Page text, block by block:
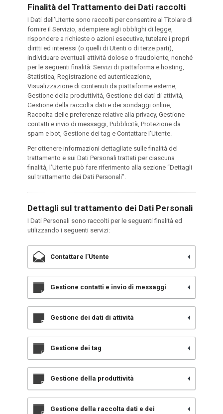
Finalità del Trattamento dei Dati raccolti
I Dati dell’Utente sono raccolti per consentire al Titolare di
fornire il Servizio, adempiere agli obblighi di legge,
rispondere a richieste o azioni esecutive, tutelare i propri
diritti ed interessi (o quelli di Utenti o di terze parti),
individuare eventuali attività dolose o fraudolente, nonché
per le seguenti finalità: Servizi di piattaforma e hosting,
Statistica, Registrazione ed autenticazione,
Visualizzazione di contenuti da piattaforme esterne,
Gestione della produttività, Gestione dei dati di attività,
Gestione della raccolta dati e dei sondaggi online,
Raccolta delle preferenze relative alla privacy, Gestione
contatti e invio di messaggi, Pubblicità, Protezione da
spam e bot, Gestione dei tag e Contattare l'Utente.
Per ottenere informazioni dettagliate sulle finalità del
trattamento e sui Dati Personali trattati per ciascuna
finalità, l’Utente può fare riferimento alla sezione “Dettagli
sul trattamento dei Dati Personali”.
Dettagli sul trattamento dei Dati Personali
I Dati Personali sono raccolti per le seguenti finalità ed
utilizzando i seguenti servizi:
Contattare l'Utente
Gestione contatti e invio di messaggi
Gestione dei dati di attività
Gestione dei tag
Gestione della produttività
Gestione della raccolta dati e dei